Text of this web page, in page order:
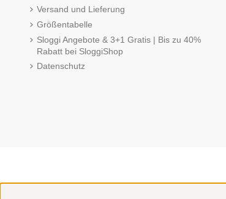
Versand und Lieferung
Größentabelle
Sloggi Angebote & 3+1 Gratis | Bis zu 40%
Rabatt bei SloggiShop
Datenschutz